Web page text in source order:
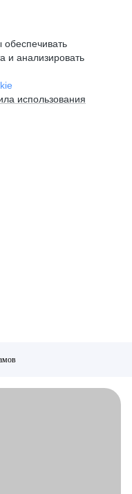
и анализировать
использования